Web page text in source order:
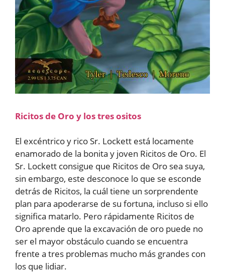
Ricitos de Oro y los tres ositos
El excéntrico y rico Sr. Lockett está locamente
enamorado de la bonita y joven Ricitos de Oro. El
Sr. Lockett consigue que Ricitos de Oro sea suya,
sin embargo, este desconoce lo que se esconde
detrás de Ricitos, la cuál tiene un sorprendente
plan para apoderarse de su fortuna, incluso si ello
significa matarlo. Pero rápidamente Ricitos de
Oro aprende que la excavación de oro puede no
ser el mayor obstáculo cuando se encuentra
frente a tres problemas mucho más grandes con
los que lidiar.